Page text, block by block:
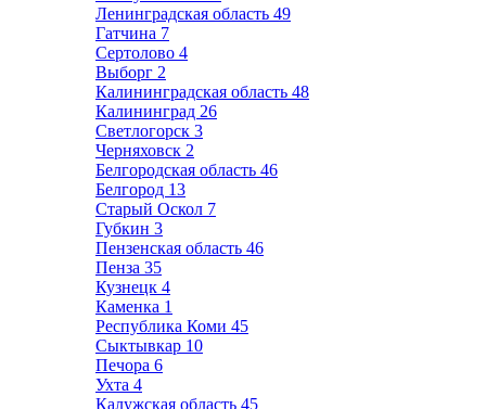
Ленинградская область 49
Гатчина 7
Сертолово 4
Выборг 2
Калининградская область 48
Калининград 26
Светлогорск 3
Черняховск 2
Белгородская область 46
Белгород 13
Старый Оскол 7
Губкин 3
Пензенская область 46
Пенза 35
Кузнецк 4
Каменка 1
Республика Коми 45
Сыктывкар 10
Печора 6
Ухта 4
Калужская область 45